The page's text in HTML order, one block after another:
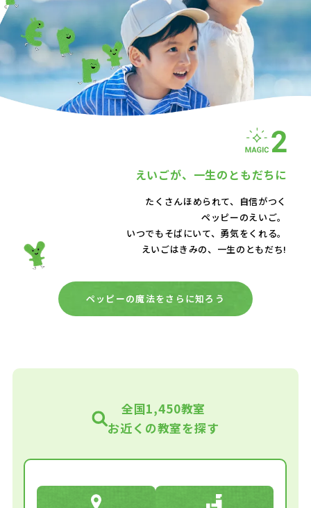
えいごが、 一生のともだちに
たくさんほめられて、自信がつく
ペッピーのえいご。
いつでもそばにいて、 勇気をくれる。
えいごはきみの、一生のともだち!
ペッピーの魔法をさらに知ろう
全国1,450教室
お近くの教室を探す